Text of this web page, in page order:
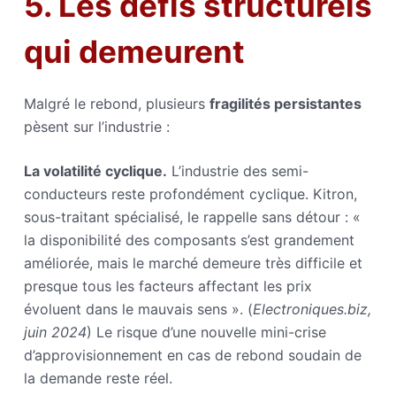
qui demeurent
Malgré le rebond, plusieurs fragilités persistantes
pèsent sur l’industrie :
La volatilité cyclique. L’industrie des semi-
conducteurs reste profondément cyclique. Kitron,
sous-traitant spécialisé, le rappelle sans détour : «
la disponibilité des composants s’est grandement
améliorée, mais le marché demeure très difficile et
presque tous les facteurs affectant les prix
évoluent dans le mauvais sens ». (Electroniques.biz,
juin 2024) Le risque d’une nouvelle mini-crise
d’approvisionnement en cas de rebond soudain de
la demande reste réel.